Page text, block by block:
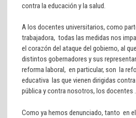
contra la educación y la salud.
A los docentes universitarios, como
trabajadora, todas las medidas nos
el corazón del ataque del gobierno, al
distintos gobernadores y sus
reforma laboral, en particular, son la
educativa las que vienen dirigidas
pública y contra nosotros, los docentes .
Como ya hemos denunciado, tanto en